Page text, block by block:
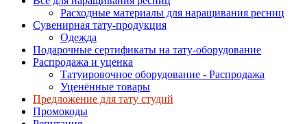
Расходные материалы для наращивания ресниц
Сувенирная тату-продукция
Одежда
Подарочные сертификаты на тату-оборудование
Распродажа и уценка
Татуировочное оборудование - Распродажа
Уценённые товары
Предложение для тату студий
Промокоды